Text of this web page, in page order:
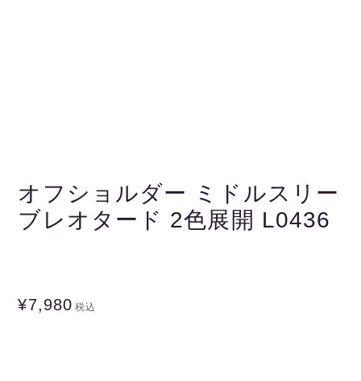
オフショルダー ミドルスリー
ブレオタード 2色展開 L0436
¥7,980 税込